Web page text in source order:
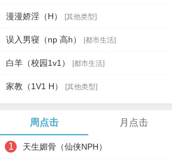
漫漫娇淫（H） [其他类型]
误入男寝（np 高h） [都市生活]
白羊（校园1v1） [都市生活]
家教（1V1 H） [其他类型]
周点击 月点击
1 天生媚骨（仙侠NPH）